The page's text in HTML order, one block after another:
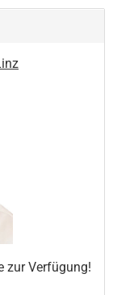
zur Verfügung!